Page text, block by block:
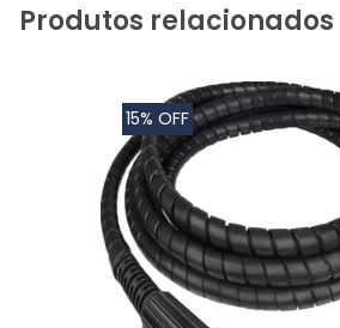
Produtos relacionados
15% OFF